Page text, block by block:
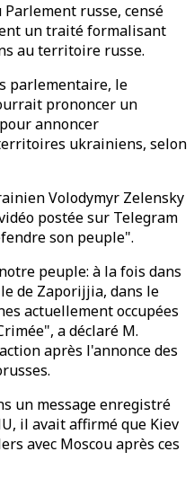
russe, censé
un traité formalisant
au territoire russe.
parlementaire, le
prononcer un
annoncer
ukrainiens, selon
Volodymyr Zelensky
postée sur Telegram
son peuple".
peuple: à la fois dans
de Zaporijjia, dans le
actuellement occupées
a déclaré M.
après l'annonce des
un message enregistré
il avait affirmé que Kiev
avec Moscou après ces